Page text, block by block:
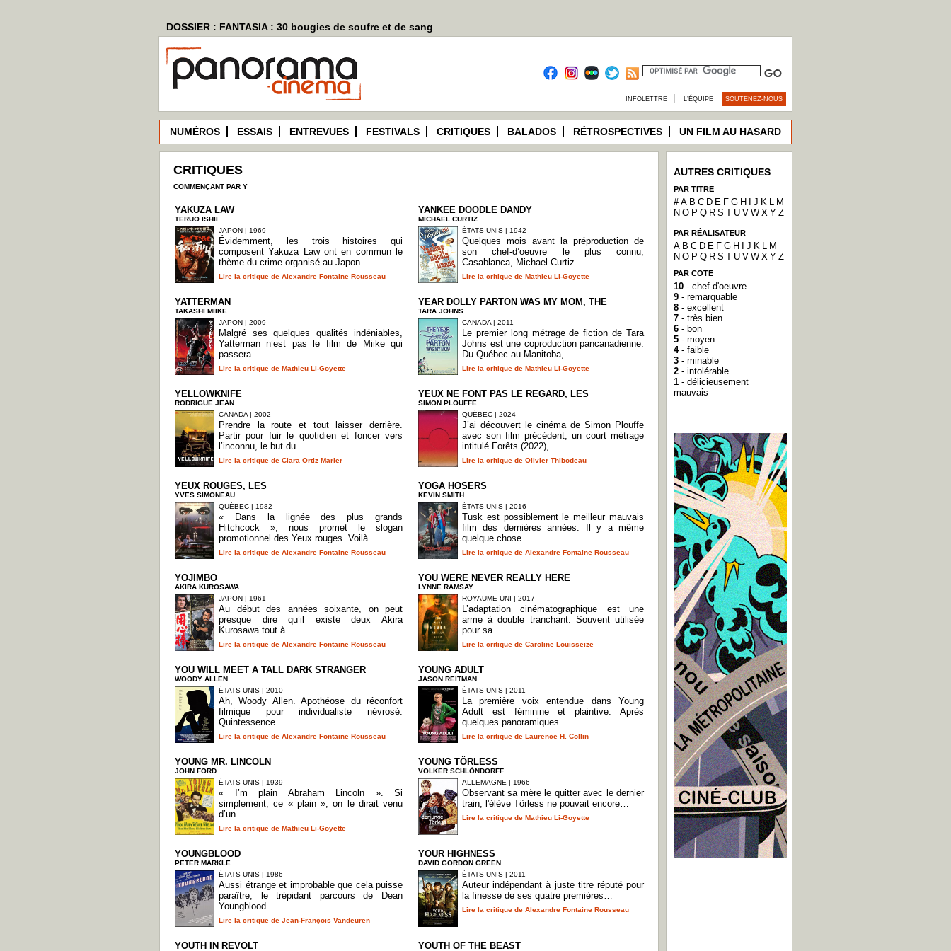
DOSSIER : FANTASIA : 30 bougies de soufre et de sang
INFOLETTRE L’ÉQUIPE SOUTENEZ-NOUS
NUMÉROS ESSAIS ENTREVUES FESTIVALS CRITIQUES BALADOS RÉTROSPECTIVES UN FILM AU HASARD
CRITIQUES
COMMENÇANT PAR Y
YAKUZA LAW
TERUO ISHII
JAPON | 1969
Évidemment, les trois histoires qui
composent Yakuza Law ont en commun le
thème du crime organisé au Japon.…
Lire la critique de Alexandre Fontaine Rousseau
YANKEE DOODLE DANDY
MICHAEL CURTIZ
ÉTATS-UNIS | 1942
Quelques mois avant la préproduction de
son chef-d’oeuvre le plus connu,
Casablanca, Michael Curtiz…
Lire la critique de Mathieu Li-Goyette
YATTERMAN
TAKASHI MIIKE
JAPON | 2009
Malgré ses quelques qualités indéniables,
Yatterman n’est pas le film de Miike qui
passera…
Lire la critique de Mathieu Li-Goyette
YEAR DOLLY PARTON WAS MY MOM, THE
TARA JOHNS
CANADA | 2011
Le premier long métrage de fiction de Tara
Johns est une coproduction pancanadienne.
Du Québec au Manitoba,…
Lire la critique de Mathieu Li-Goyette
YELLOWKNIFE
RODRIGUE JEAN
CANADA | 2002
Prendre la route et tout laisser derrière.
Partir pour fuir le quotidien et foncer vers
l’inconnu, le but du…
Lire la critique de Clara Ortiz Marier
YEUX NE FONT PAS LE REGARD, LES
SIMON PLOUFFE
QUÉBEC | 2024
J’ai découvert le cinéma de Simon Plouffe
avec son film précédent, un court métrage
intitulé Forêts (2022),…
Lire la critique de Olivier Thibodeau
YEUX ROUGES, LES
YVES SIMONEAU
QUÉBEC | 1982
« Dans la lignée des plus grands
Hitchcock », nous promet le slogan
promotionnel des Yeux rouges. Voilà…
Lire la critique de Alexandre Fontaine Rousseau
YOGA HOSERS
KEVIN SMITH
ÉTATS-UNIS | 2016
Tusk est possiblement le meilleur mauvais
film des dernières années. Il y a même
quelque chose…
Lire la critique de Alexandre Fontaine Rousseau
YOJIMBO
AKIRA KUROSAWA
JAPON | 1961
Au début des années soixante, on peut
presque dire qu’il existe deux Akira
Kurosawa tout à…
Lire la critique de Alexandre Fontaine Rousseau
YOU WERE NEVER REALLY HERE
LYNNE RAMSAY
ROYAUME-UNI | 2017
L’adaptation cinématographique est une
arme à double tranchant. Souvent utilisée
pour sa…
Lire la critique de Caroline Louisseize
YOU WILL MEET A TALL DARK STRANGER
WOODY ALLEN
ÉTATS-UNIS | 2010
Ah, Woody Allen. Apothéose du réconfort
filmique pour individualiste névrosé.
Quintessence…
Lire la critique de Alexandre Fontaine Rousseau
YOUNG ADULT
JASON REITMAN
ÉTATS-UNIS | 2011
La première voix entendue dans Young
Adult est féminine et plaintive. Après
quelques panoramiques…
Lire la critique de Laurence H. Collin
YOUNG MR. LINCOLN
JOHN FORD
ÉTATS-UNIS | 1939
« I’m plain Abraham Lincoln ». Si
simplement, ce « plain », on le dirait venu
d’un…
Lire la critique de Mathieu Li-Goyette
YOUNG TÖRLESS
VOLKER SCHLÖNDORFF
ALLEMAGNE | 1966
Observant sa mère le quitter avec le dernier
train, l'élève Törless ne pouvait encore…
Lire la critique de Mathieu Li-Goyette
YOUNGBLOOD
PETER MARKLE
ÉTATS-UNIS | 1986
Aussi étrange et improbable que cela puisse
paraître, le trépidant parcours de Dean
Youngblood…
Lire la critique de Jean-François Vandeuren
YOUR HIGHNESS
DAVID GORDON GREEN
ÉTATS-UNIS | 2011
Auteur indépendant à juste titre réputé pour
la finesse de ses quatre premières…
Lire la critique de Alexandre Fontaine Rousseau
YOUTH IN REVOLT YOUTH OF THE BEAST
AUTRES CRITIQUES
PAR TITRE
# A B C D E F G H J K L M
N O P Q R S T U V W X Y Z
PAR RÉALISATEUR
A B C D E F G H J K L M
N O P Q R S T U V W X Y Z
PAR COTE
10 - chef-d'oeuvre
9 - remarquable
8 - excellent
7 - très bien
6 - bon
5 - moyen
4- faible
3 - minable
2 - intolérable
1 - délicieusement
mauvais